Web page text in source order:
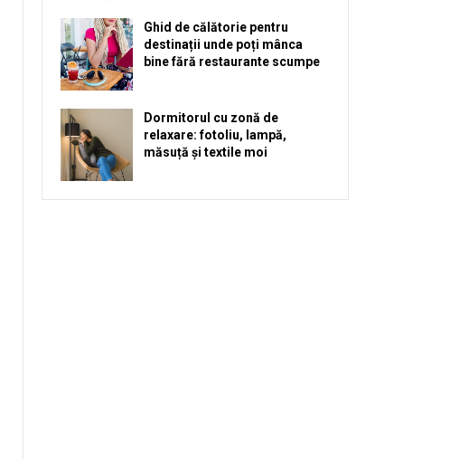
Ghid de călătorie pentru
destinații unde poți mânca
bine fără restaurante scumpe
Dormitorul cu zonă de
relaxare: fotoliu, lampă,
măsuță și textile moi